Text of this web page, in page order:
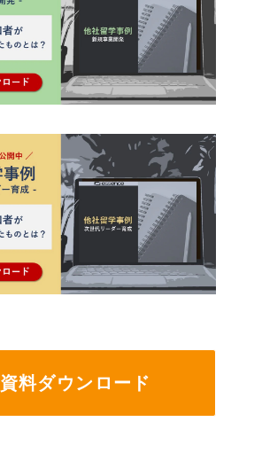
資料ダウンロード